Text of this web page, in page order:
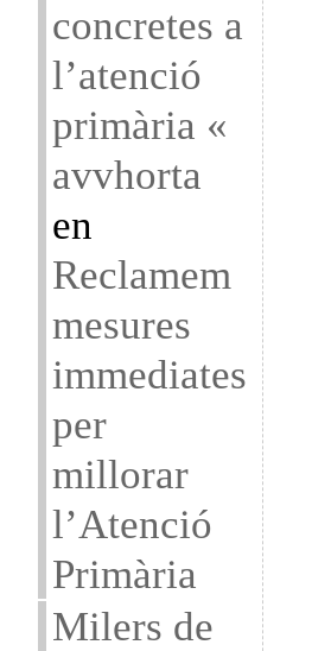
concretes a
l’atenció
primària «
avvhorta
en
Reclamem
mesures
immediates
per
millorar
l’Atenció
Primària
Milers de